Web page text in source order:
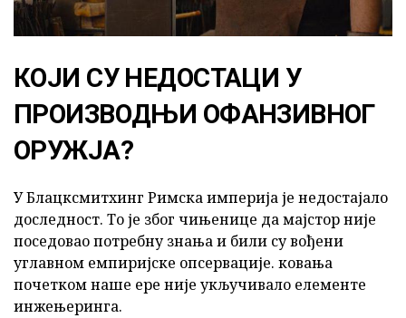
КОЈИ СУ НЕДОСТАЦИ У
ПРОИЗВОДЊИ ОФАНЗИВНОГ
ОРУЖЈА?
У Блацксмитхинг Римска империја је недостајало
доследност. То је због чињенице да мајстор није
поседовао потребну знања и били су вођени
углавном емпиријске опсервације. ковања
почетком наше ере није укључивало елементе
инжењеринга.